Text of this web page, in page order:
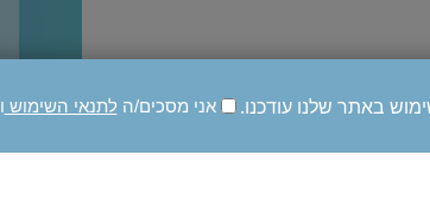
באתר שלנו עודכנו. אני מסכים/הלתנאי השימוש ו